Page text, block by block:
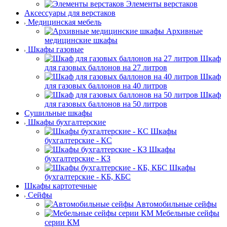
Элементы верстаков
Аксессуары для верстаков
Медицинская мебель
Архивные
медицинские шкафы
Шкафы газовые
Шкаф
для газовых баллонов на 27 литров
Шкаф
для газовых баллонов на 40 литров
Шкаф
для газовых баллонов на 50 литров
Сушильные шкафы
Шкафы бухгалтерские
Шкафы
бухгалтерские - КС
Шкафы
бухгалтерские - КЗ
Шкафы
бухгалтерские - КБ, КБС
Шкафы картотечные
Сейфы
Автомобильные сейфы
Мебельные сейфы
серии КМ